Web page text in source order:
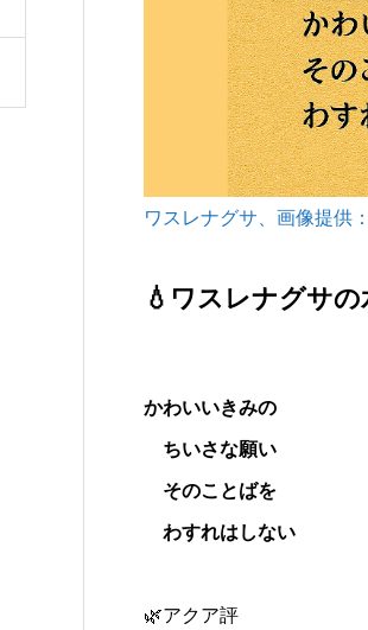
ワスレナグサ、画像提供
💧ワスレナグサの
かわいいきみの
ちいさな願い
そのことばを
わすれはしない
🌿アクア評